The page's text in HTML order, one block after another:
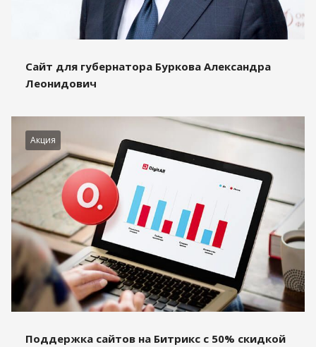
Сайт для губернатора Буркова Александра
Леонидович
Акция
Поддержка сайтов на Битрикс с 50% скидкой